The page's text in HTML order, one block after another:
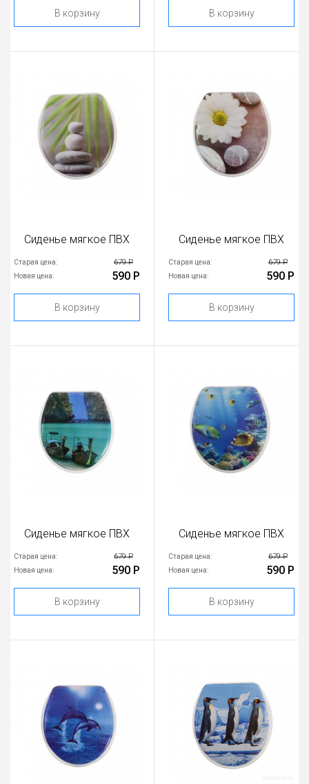
В корзину В корзину
Сиденье мягкое ПВХ
Старая цена: 679 Р
Новая цена: 590 Р
В корзину
Сиденье мягкое ПВХ
Старая цена: 679 Р
Новая цена: 590 Р
В корзину
Сиденье мягкое ПВХ
Старая цена: 679 Р
Новая цена: 590 Р
В корзину
Сиденье мягкое ПВХ
Старая цена: 679 Р
Новая цена: 590 Р
В корзину